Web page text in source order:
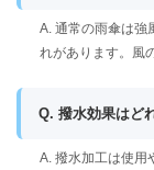
A. 通常の雨傘は強
れがあります。風
Q. 撥水効果はど
A. 撥水加工は使用